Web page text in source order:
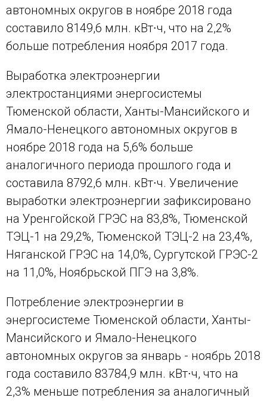
автономных округов в ноябре 2018 года
составило 8149,6 млн. кВт∙ч, что на 2,2%
больше потребления ноября 2017 года.
Выработка электроэнергии
электростанциями энергосистемы
Тюменской области, Ханты-Мансийского и
Ямало-Ненецкого автономных округов в
ноябре 2018 года на 5,6% больше
аналогичного периода прошлого года и
составила 8792,6 млн. кВт∙ч. Увеличение
выработки электроэнергии зафиксировано
на Уренгойской ГРЭС на 83,8%, Тюменской
ТЭЦ-1 на 29,2%, Тюменской ТЭЦ-2 на 23,4%,
Няганской ГРЭС на 14,0%, Сургутской ГРЭС-2
на 11,0%, Ноябрьской ПГЭ на 3,8%.
Потребление электроэнергии в
энергосистеме Тюменской области, Ханты-
Мансийского и Ямало-Ненецкого
автономных округов за январь - ноябрь 2018
года составило 83784,9 млн. кВт∙ч, что на
2,3% меньше потребления за аналогичный